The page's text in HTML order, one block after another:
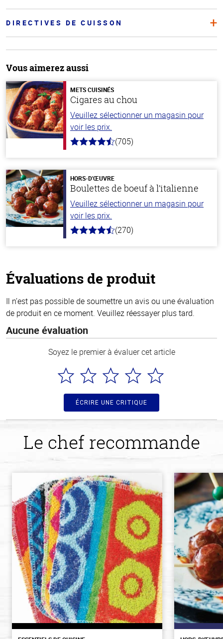
DIRECTIVES DE CUISSON
Vous aimerez aussi
METS CUISINÉS
Cigares au chou
Veuillez sélectionner un magasin pour
voir les prix.
4.6
stars
(705)
HORS-D'ŒUVRE
Boulettes de boeuf à l’italienne
Veuillez sélectionner un magasin pour
voir les prix.
4.5
(270)
Évaluations de produit
Il n’est pas possible de soumettre un avis ou une évaluation
de produit en ce moment. Veuillez réessayer plus tard.
Aucune évaluation
Soyez le premier à évaluer cet article
ÉCRIRE UNE CRITIQUE
Le chef recommande